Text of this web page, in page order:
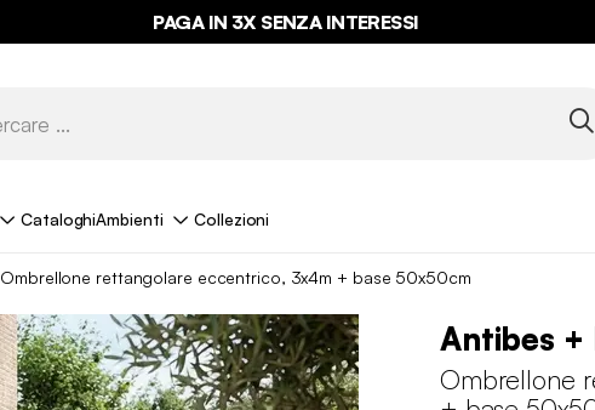
PAGA IN 3X SENZA INTERESSI
CataloghiAmbienti Collezioni
Ombrellone rettangolare eccentrico, 3x4m + base 50x50cm
Antibes +
Ombrellone